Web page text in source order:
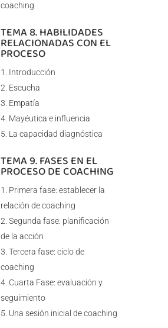
coaching
TEMA 8. HABILIDADES
RELACIONADAS CON EL
PROCESO
Introducción
Escucha
Empatía
Mayéutica e influencia
La capacidad diagnóstica
TEMA 9. FASES EN EL
PROCESO DE COACHING
Primera fase: establecer la
relación de coaching
Segunda fase: planificación
de la acción
Tercera fase: ciclo de
coaching
Cuarta Fase: evaluación y
seguimiento
Una sesión inicial de coaching